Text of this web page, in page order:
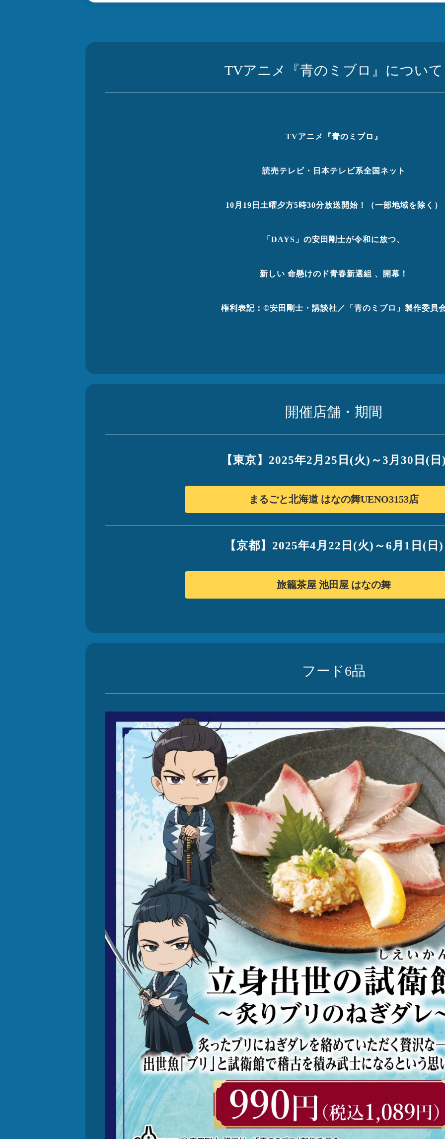
TVアニメ『青のミブロ』について
TVアニメ『青のミブロ』
読売テレビ・日本テレビ系全国ネット
10月19日土曜夕方5時30分放送開始！（一部地域を除く）
「DAYS」の安田剛士が令和に放つ、
新しい 命懸けのド青春新選組 、開幕！
権利表記：©安田剛士・講談社／「青のミブロ」製作委員
開催店舗・期間
【東京】 2025年2月25日(火) ～3月30日(日
まるごと北海道 はなの舞UENO3153店
【京都】 2025年4月22日(火) ～6月1日(日)
旅籠茶屋 池田屋 はなの舞
フード6品